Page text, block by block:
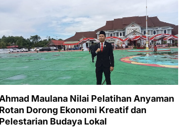
Maulana Nilai Pelatihan Anyaman
Rotan Dorong Ekonomi Kreatif dan
Pelestarian Budaya Lokal